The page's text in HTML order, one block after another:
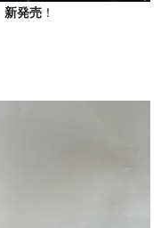
発売 ！